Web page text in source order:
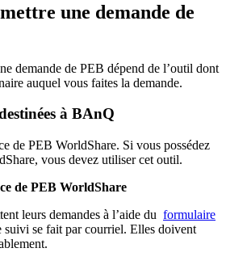
une demande de
demande de PEB dépend de l’outil dont
auquel vous faites la demande.
à BAnQ
de PEB WorldShare. Si vous possédez
vous devez utiliser cet outil.
de PEB WorldShare
leurs demandes à l’aide du formulaire
suivi se fait par courriel. Elles doivent